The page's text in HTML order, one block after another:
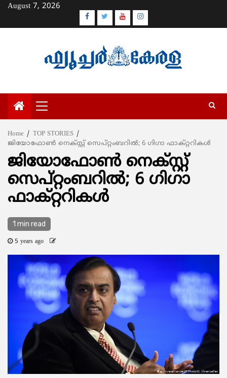
Skip
content
August 7, 2026
Facebook
TwitterYoutubeInstagram
Primary
Menu
Home
TOP STORIES
ജിയോഫോണ്‍ നെക്സ്റ്റ് സെപ്റ്റംബറില്‍; 6 ഗിഗാ ഫാക്റ്ററികള്‍
ജിയോഫോണ്‍ നെക്സ്റ്റ്
സെപ്റ്റംബറില്‍; 6 ഗിഗാ
ഫാക്റ്ററികള്‍
1 min read
5 years ago